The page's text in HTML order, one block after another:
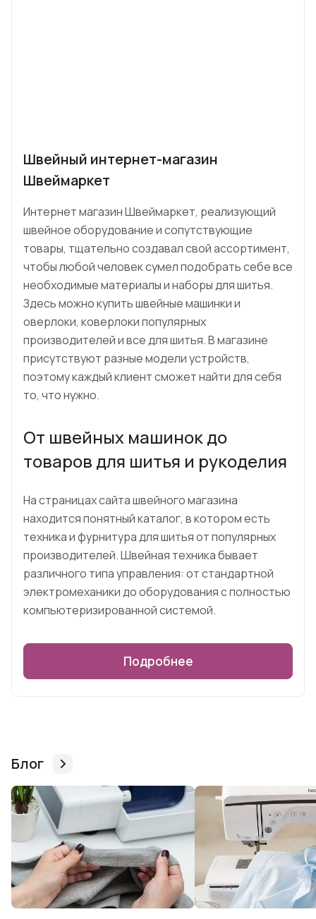
Швейный интернет-магазин
Швеймаркет
Интернет магазин Швеймаркет, реализующий
швейное оборудование и сопутствующие
товары, тщательно создавал свой ассортимент,
чтобы любой человек сумел подобрать себе все
необходимые материалы и наборы для шитья.
Здесь можно купить швейные машинки и
оверлоки, коверлоки популярных
производителей и все для шитья. В магазине
присутствуют разные модели устройств,
поэтому каждый клиент сможет найти для себя
то, что нужно.
От швейных машинок до
товаров для шитья и рукоделия
На страницах сайта швейного магазина
находится понятный каталог, в котором есть
техника и фурнитура для шитья от популярных
производителей. Швейная техника бывает
различного типа управления: от стандартной
электромеханики до оборудования с полностью
компьютеризированной системой.
Подробнее
Блог